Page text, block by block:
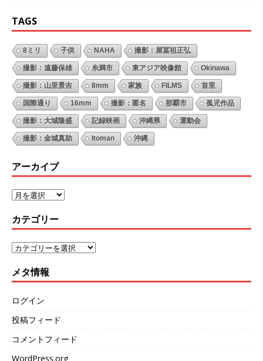
TAGS
8ミリ 子供 NAHA 撮影：屋冨祖正弘
撮影：遠藤保雄 糸満市 東アジア映像館 Okinawa
撮影：山里景吉 8mm 家族 FILMS 首里
国際通り 16mm 撮影：匿名 那覇市 孤児作品
撮影：大城隆盛 記録映画 沖縄県 運動会
撮影：金城真助 Itoman 沖縄
アーカイブ
カテゴリー
メタ情報
ログイン
投稿フィード
コメントフィード
WordPress.org